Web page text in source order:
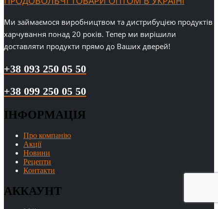
Ми займаємося виробництвом та дистрибуцією продуктів
харчування понад 20 років. Тепер ми вирішили
доставляти продукти прямо до Ваших дверей!
+38 093 250 05 50
+38 099 250 05 50
ІНФОРМАЦІЯ
Про компанію
Акції
Новини
Рецепти
Контакти
АККАУНТ